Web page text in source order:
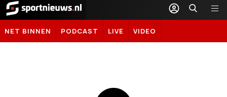
Sportnieuws.nl
NET BINNEN PODCAST LIVE VIDEO